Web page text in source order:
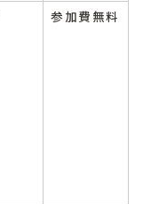
参加費無料